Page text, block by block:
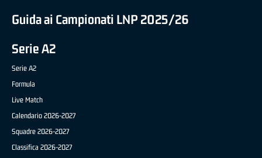
Guida ai Campionati LNP 2025/26
Serie A2
Serie A2
Formula
Live Match
Calendario 2026-2027
Squadre 2026-2027
Classifica 2026-2027